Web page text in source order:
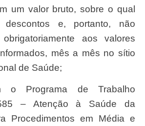
descontos e, portanto, não
obrigatoriamente aos valores
mês a mês no sítio
de Saúde;
– Atenção à Saúde da
Procedimentos em Média e